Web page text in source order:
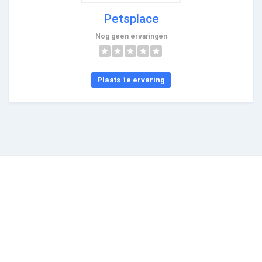
Petsplace
Nog geen ervaringen
Plaats 1e ervaring